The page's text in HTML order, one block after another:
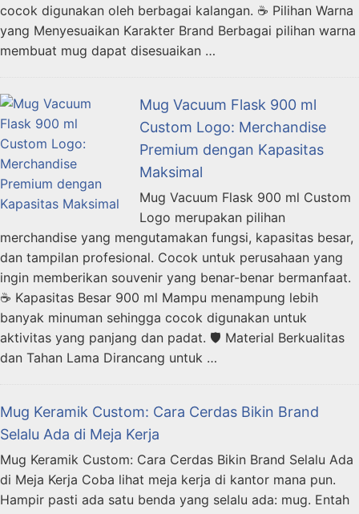
cocok digunakan oleh berbagai kalangan. ☕ Pilihan Warna
yang Menyesuaikan Karakter Brand Berbagai pilihan warna
membuat mug dapat disesuaikan …
Mug Vacuum Flask 900 ml
Custom Logo: Merchandise
Premium dengan Kapasitas
Maksimal
Mug Vacuum Flask 900 ml Custom
Logo merupakan pilihan
merchandise yang mengutamakan fungsi, kapasitas besar,
dan tampilan profesional. Cocok untuk perusahaan yang
ingin memberikan souvenir yang benar-benar bermanfaat.
☕ Kapasitas Besar 900 ml Mampu menampung lebih
banyak minuman sehingga cocok digunakan untuk
aktivitas yang panjang dan padat. 🛡️ Material Berkualitas
dan Tahan Lama Dirancang untuk …
Mug Keramik Custom: Cara Cerdas Bikin Brand
Selalu Ada di Meja Kerja
Mug Keramik Custom: Cara Cerdas Bikin Brand Selalu Ada
di Meja Kerja Coba lihat meja kerja di kantor mana pun.
Hampir pasti ada satu benda yang selalu ada: mug. Entah